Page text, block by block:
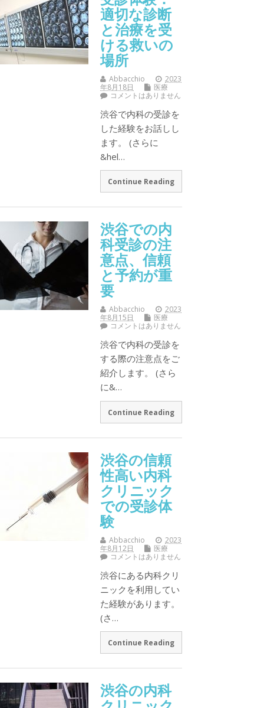
適切な診断
と治療を受
ける救いの
場所
Abbacchio
2023
年8月18日
医療
コメントはありません
渋谷で内科の受診を
した経験をお話しし
ます。 (さらに
&hel…
Continue Reading
渋谷での内
科受診の注
意点、信頼
と予約が重
要
Abbacchio
2023
年8月15日
医療
コメントはありません
渋谷で内科の受診を
する際の注意点をご
紹介します。 (さら
に&…
Continue Reading
渋谷の信頼
性高い内科
クリニック
での受診体
験
Abbacchio
2023
年8月12日
医療
コメントはありません
渋谷にある内科クリ
ニックを利用してい
た経験があります。
(さ…
Continue Reading
渋谷の内科